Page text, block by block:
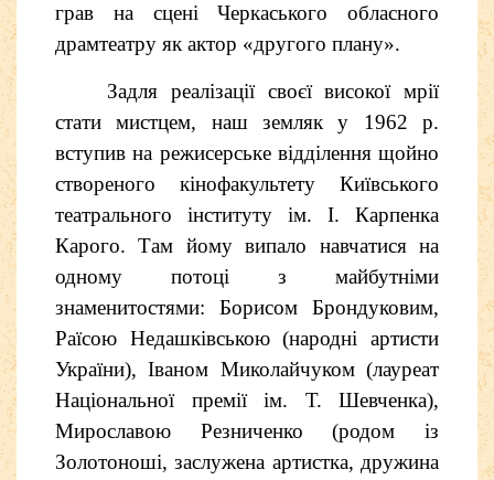
грав на сцені Черкаського обласного
драмтеатру як актор «другого плану».
Задля реалізації своєї високої мрії
стати мистцем, наш земляк у 1962 р.
вступив на режисерське відділення щойно
створеного кінофакультету Київського
театрального інституту ім. І. Карпенка
Карого. Там йому випало навчатися на
одному потоці з майбутніми
знаменитостями: Борисом Брондуковим,
Раїсою Недашківською (народні артисти
України), Іваном Миколайчуком (лауреат
Національної премії ім. Т. Шевченка),
Мирославою Резниченко (родом із
Золотоноші, заслужена артистка, дружина